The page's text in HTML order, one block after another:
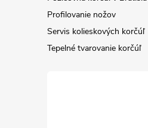
Profilovanie nožov
Servis kolieskových korčúľ
Tepelné tvarovanie korčúľ